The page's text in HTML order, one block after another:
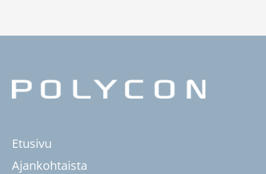
Etusivu
Ajankohtaista